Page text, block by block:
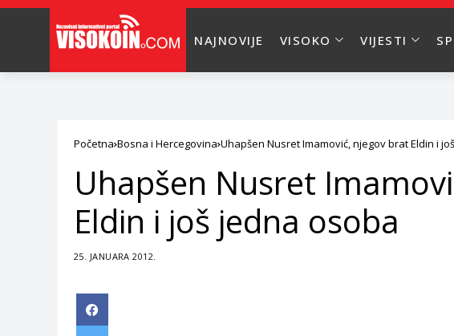
NAJNOVIJE VISOKO VIJESTI
Početna Bosna i Hercegovina Uhapšen Nusret Imamović, njegov brat Eldin i
Uhapšen Nusret
Eldin i još jedna osoba
25. JANUARA 2012.